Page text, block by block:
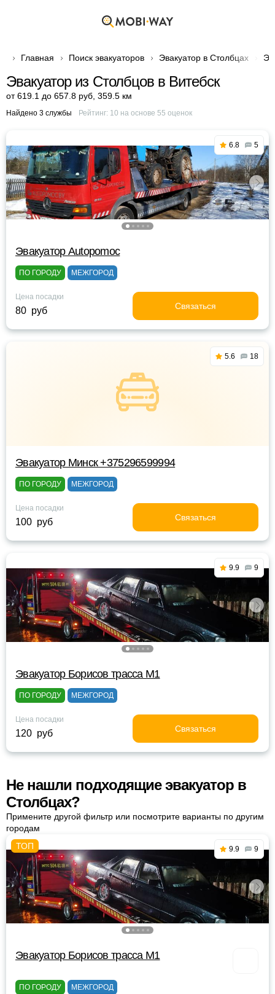
Главная Поиск эвакуаторов Эвакуатор в Столбцах
Эвакуатор из Столбцов в Витебск
от 619.1 до 657.8 руб 359.5 км
Найдено 3 службы Рейтинг: 10 на основе 55 оценок
6.8 5
Эвакуатор Autopomoc
ПО ГОРОДУ МЕЖГОРОД
Цена посадки
80 руб Связаться
5.6 18
Эвакуатор Минск +375296599994
ПО ГОРОДУ МЕЖГОРОД
Цена посадки
100 руб Связаться
9.9 9
Эвакуатор Борисов трасса М1
ПО ГОРОДУ МЕЖГОРОД
Цена посадки
120 руб Связаться
Не нашли подходящие эвакуатор в
Столбцах?
Примените другой фильтр или посмотрите варианты по другим
городам
9.9 9
Эвакуатор Борисов трасса М1
ПО ГОРОДУ МЕЖГОРОД